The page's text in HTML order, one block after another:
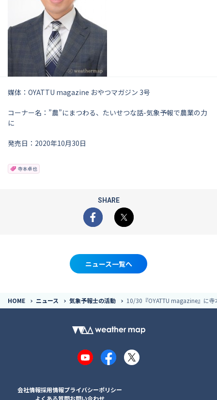
媒体：OYATTU magazine おやつマガジン 3号
コーナー名：”農”にまつわる、たいせつな話-気象予報で農業の力
に
発売日：2020年10月30日
寺本卓也
SHARE
Facebook
X
ニュース一覧へ
HOME ニュース 気象予報士の活動 10/30『OYATTU magazine』に
YouTubeFacebook
X
会社情報採用情報プライバシーポリシー
よくある質問お問い合わせ